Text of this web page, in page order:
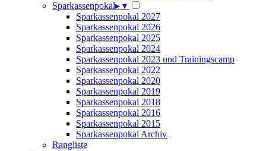
Sparkassenpokal▸ ▾
Sparkassenpokal 2027
Sparkassenpokal 2026
Sparkassenpokal 2025
Sparkassenpokal 2024
Sparkassenpokal 2023 und Trainingscamp
Sparkassenpokal 2022
Sparkassenpokal 2020
Sparkassenpokal 2019
Sparkassenpokal 2018
Sparkassenpokal 2016
Sparkassenpokal 2015
Sparkassenpokal Archiv
Rangliste